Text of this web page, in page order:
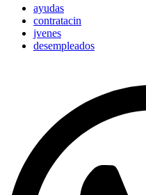
ayudas
contratacin
jvenes
desempleados